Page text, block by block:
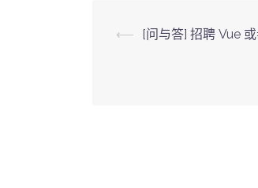
Post
⟵ [问与答] 招聘 Vue